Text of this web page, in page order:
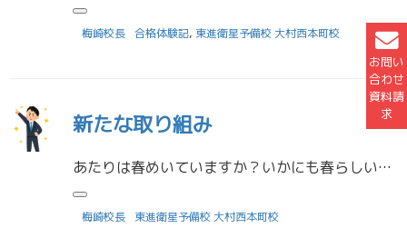
お問い
合わせ
資料請
求
梅崎校長 合格体験記, 東進衛星予備校 大村西本町校
新たな取り組み
あたりは春めいていますか？いかにも春らしい三寒四温をひしひしと感じながら僕は毎日を過ごしています。ご無沙汰しております。小中学担当の鳥越です。無事進級が決まり、4月からは大学3年生になります。春休みに入り手持ち無沙汰な感 […]
梅崎校長 東進衛星予備校 大村西本町校